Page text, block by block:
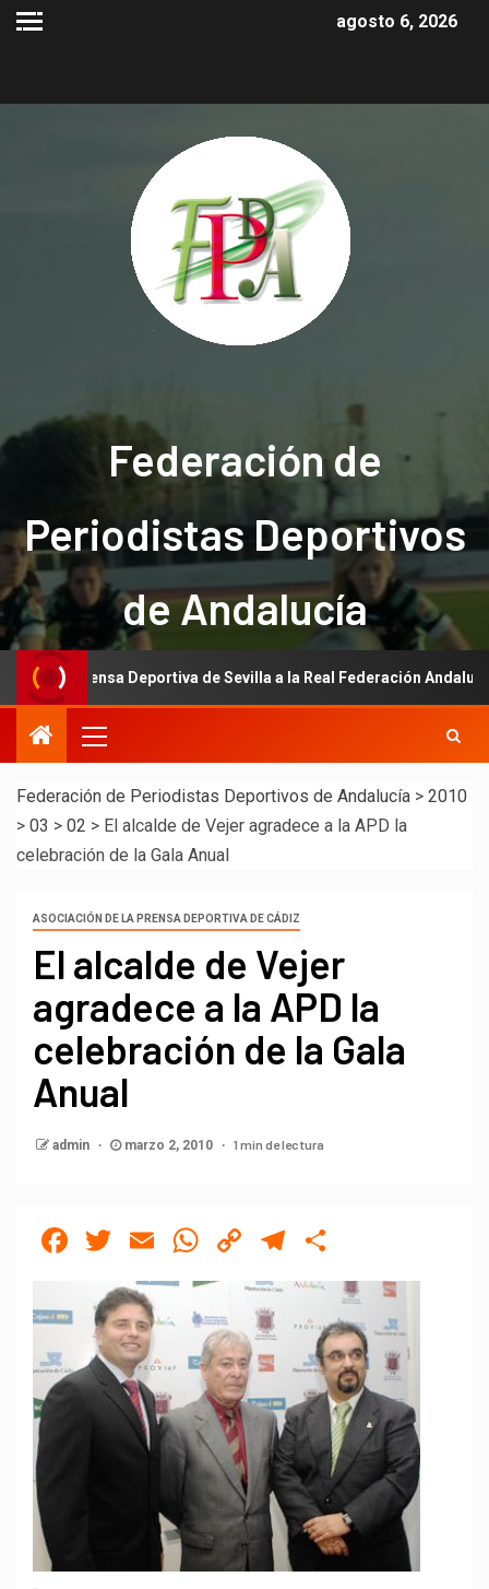
agosto 6, 2026
Federación de
Periodistas Deportivos
de Andalucía
Deportiva de Sevilla a la Real Federación Andaluza de
Federación de Periodistas Deportivos de Andalucía > 2010
> 03 > 02 > El alcalde de Vejer agradece a la APD la
celebración de la Gala Anual
ASOCIACIÓN DE LA PRENSA DEPORTIVA DE CÁDIZ
El alcalde de Vejer
agradece a la APD la
celebración de la Gala
Anual
admin marzo 2, 2010 1 min de lectura
Facebook
Twitter
EmailWhatsApp
Copy
Link
Telegram